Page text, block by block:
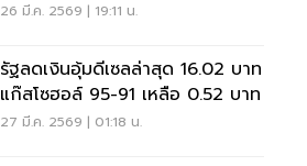
26 มี.ค. 2569 | 19:11 น.
รัฐลดเงินอุ้มดีเซลล่าสุด 16.02 บาท
แก๊สโซฮอล์ 95-91 เหลือ 0.52 บาท
27 มี.ค. 2569 | 01:18 น.